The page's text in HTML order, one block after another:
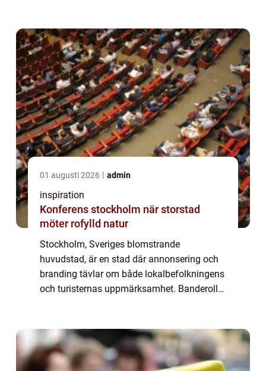
01 augusti 2026 admin
inspiration
Konferens stockholm när storstad
möter rofylld natur
Stockholm, Sveriges blomstrande
huvudstad, är en stad där annonsering och
branding tävlar om både lokalbefolkningens
och turisternas uppmärksamhet. Banderoller